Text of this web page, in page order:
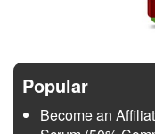
Popular
Become an